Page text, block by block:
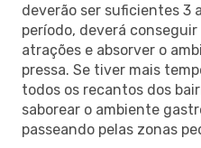
deverão ser suficientes 3
período, deverá
atrações e absorver o
pressa. Se tiver mais
todos os recantos dos
saborear o ambiente
passeando pelas zonas